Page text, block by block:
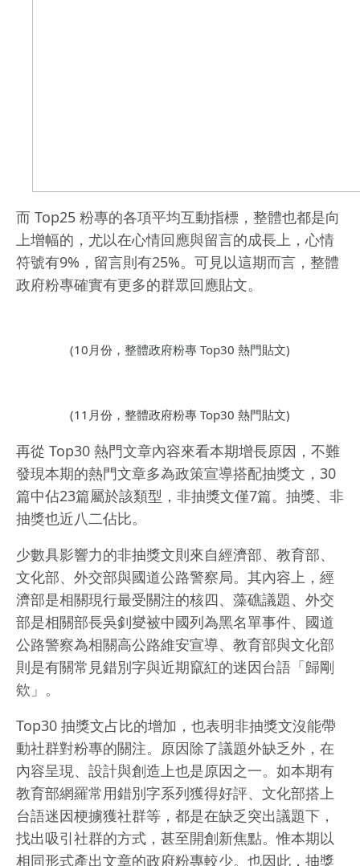
而 Top25 粉專的各項平均互動指標，整體也都是向
上增幅的，尤以在心情回應與留言的成長上，心情
符號有9%，留言則有25%。可見以這期而言，整體
政府粉專確實有更多的群眾回應貼文。
(10月份，整體政府粉專 Top30 熱門貼文)
(11月份，整體政府粉專 Top30 熱門貼文)
再從 Top30 熱門文章內容來看本期增長原因，不難
發現本期的熱門文章多為政策宣導搭配抽獎文，30
篇中佔23篇屬於該類型，非抽獎文僅7篇。抽獎、非
抽獎也近八二佔比。
少數具影響力的非抽獎文則來自經濟部、教育部、
文化部、外交部與國道公路警察局。其內容上，經
濟部是相關現行最受關注的核四、藻礁議題、外交
部是相關部長吳釗燮被中國列為黑名單事件、國道
公路警察為相關高公路維安宣導、教育部與文化部
則是有關常見錯別字與近期竄紅的迷因台語「歸剛
欸」。
Top30 抽獎文占比的增加，也表明非抽獎文沒能帶
動社群對粉專的關注。原因除了議題外缺乏外，在
內容呈現、設計與創造上也是原因之一。如本期有
教育部網羅常用錯別字系列獲得好評、文化部搭上
台語迷因梗擄獲社群等，都是在缺乏突出議題下，
找出吸引社群的方式，甚至開創新焦點。惟本期以
相同形式產出文章的政府粉專較少。也因此，抽獎